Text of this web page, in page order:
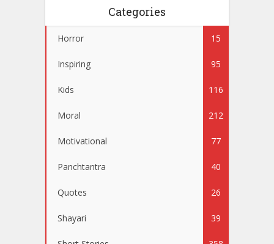
Categories
Horror 15
Inspiring 95
Kids 116
Moral 212
Motivational 77
Panchtantra 40
Quotes 26
Shayari 39